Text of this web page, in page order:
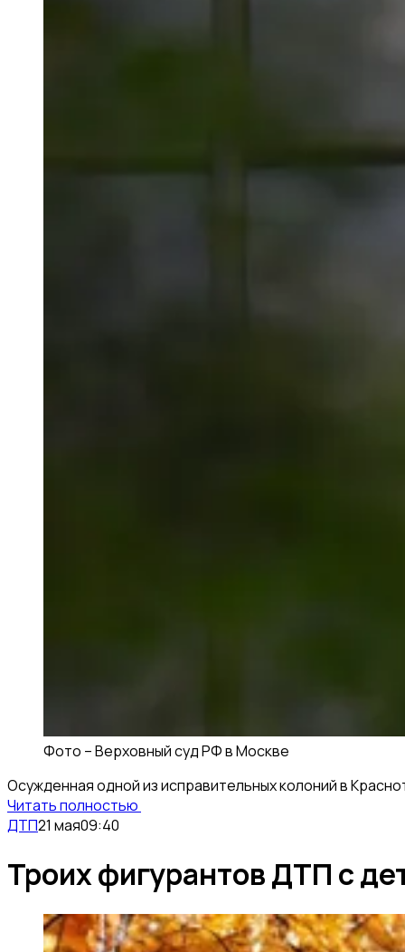
Фото –Верховный суд РФ в Москве
Осужденная одной из исправительных колоний в
Читать полностью
ДТП21 мая09:40
Троих фигурантов ДТП с